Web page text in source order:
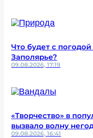
Что будет с
Заполярье?
09.08.2026, 17:19
«Творчество» в
вызвало волну
09.08.2026, 16:41